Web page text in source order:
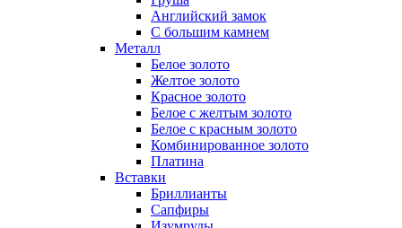
Английский замок
С большим камнем
Металл
Белое золото
Желтое золото
Красное золото
Белое с желтым золото
Белое с красным золото
Комбинированное золото
Платина
Вставки
Бриллианты
Сапфиры